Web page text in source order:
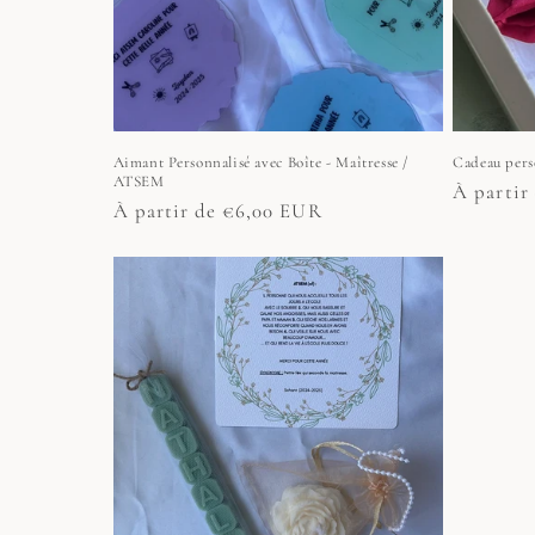
i
o
n
:
Aimant Personnalisé avec Boîte - Maîtresse /
ATSEM
Prix
À partir de €6,00 EUR
Cadeau
Prix
À partir